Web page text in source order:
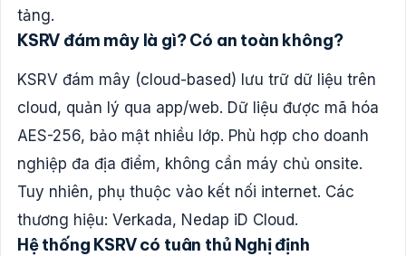
tảng.
KSRV đám mây là gì? Có an toàn không?
KSRV đám mây (cloud-based) lưu trữ dữ liệu trên
cloud, quản lý qua app/web. Dữ liệu được mã hóa
AES-256, bảo mật nhiều lớp. Phù hợp cho doanh
nghiệp đa địa điểm, không cần máy chủ onsite.
Tuy nhiên, phụ thuộc vào kết nối internet. Các
thương hiệu: Verkada, Nedap iD Cloud.
Hệ thống KSRV có tuân thủ Nghị định